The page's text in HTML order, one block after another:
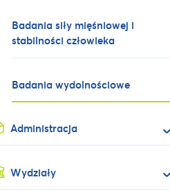
Badania siły mięśniowej i
stabilności człowieka
Badania wydolnościowe
Administracja
Wydziały